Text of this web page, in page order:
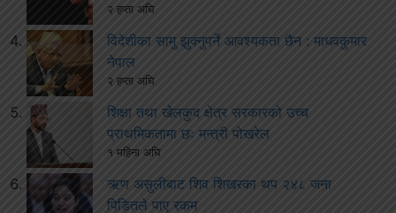
२ हप्ता अघि
विदेशीका सामु झुक्नुपर्ने आवश्यकता छैन : माधवकुमार
नेपाल
२ हप्ता अघि
शिक्षा तथा खेलकुद क्षेत्र सरकारको उच्च
प्राथमिकतामा छः मन्त्री पोखरेल
१ महिना अघि
ऋण असुलीबाट शिव शिखरका थप २४८ जना
पिडितले पाए रकम